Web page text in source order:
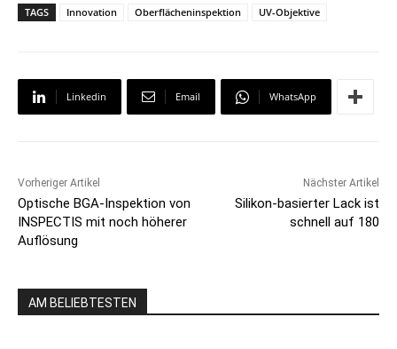
TAGS Innovation Oberflächeninspektion UV-Objektive
Linkedin Email WhatsApp
Vorheriger Artikel
Optische BGA-Inspektion von
INSPECTIS mit noch höherer
Auflösung
Nächster Artikel
Silikon-basierter Lack ist
schnell auf 180
AM BELIEBTESTEN